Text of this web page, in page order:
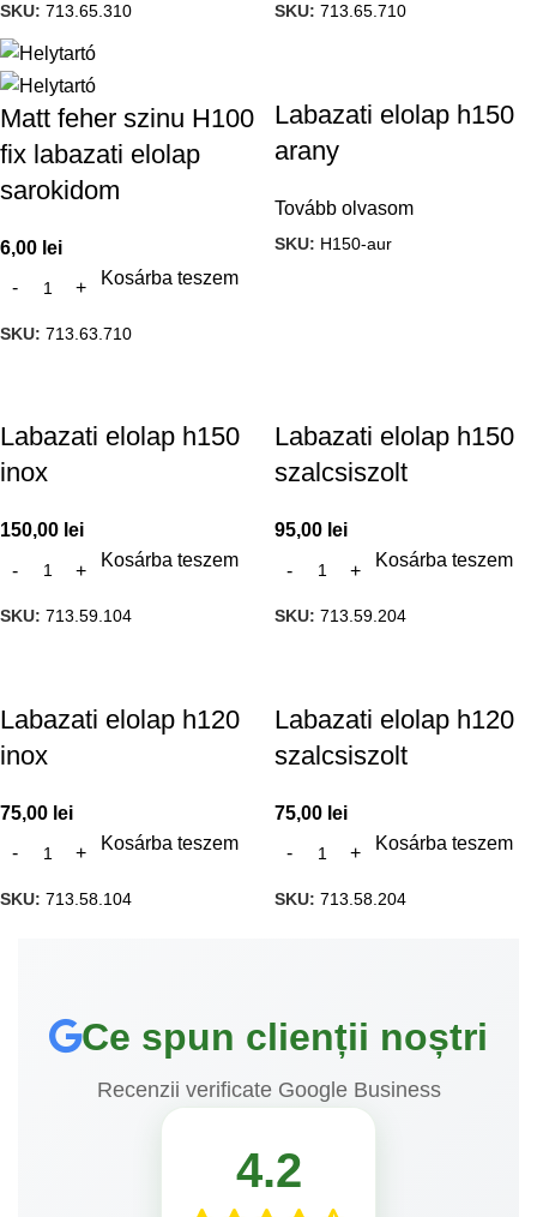
SKU: 713.65.310 SKU: 713.65.710
Matt feher szinu H100
fix labazati elolap
sarokidom
6,00 lei
Kosárba teszem
SKU: 713.63.710
Labazati elolap h150
arany
Tovább olvasom
SKU: H150-aur
Labazati elolap h150
inox
150,00 lei
Kosárba teszem
SKU: 713.59.104
Labazati elolap h150
szalcsiszolt
95,00 lei
Kosárba teszem
SKU: 713.59.204
Labazati elolap h120
inox
75,00 lei
Kosárba teszem
SKU: 713.58.104
Labazati elolap h120
szalcsiszolt
75,00 lei
Kosárba teszem
SKU: 713.58.204
Ce spun clienții noștri
Recenzii verificate Google Business
4.2